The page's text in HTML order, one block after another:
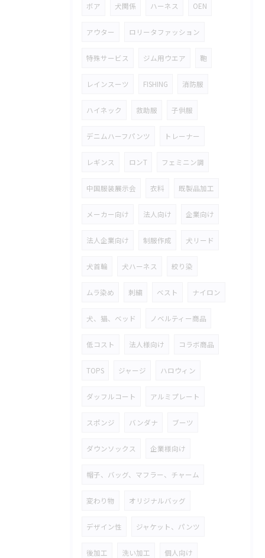
ボア 犬関係 ハーネス OEN
アウター ロリータファッション
特殊サービス ジム用ウエア 鞄
レインスーツ FISHING 消防服
ハイネック 救助服 子供服
デニムハーフパンツ トレーナー
レギンス ロンT フェミニン調
中国服装展示会 衣料 既製品加工
メーカー向け 法人向け 企業向け
法人企業向け 制服作成 犬リード
犬首輪 犬ハーネス 絞り染
ムラ染め 刺繍 ベスト ナイロン
犬、猫、ベッド ノベルティー商品
低コスト 法人様向け コラボ商品
TOPS ジャージ ハロウィン
ダッフルコート アルミプレート
スポンジ バンダナ ブーツ
ダウンソックス 企業様向け
帽子、バッグ、マフラー、チャーム
変わり物 オリジナルバッグ
デザイン性 ジャケット、パンツ
後加工 洗い加工 個人向け